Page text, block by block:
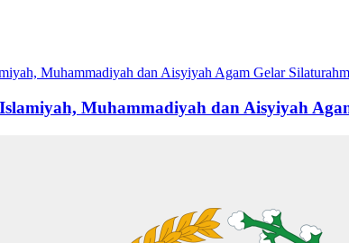
Muhammadiyah dan Aisyiyah